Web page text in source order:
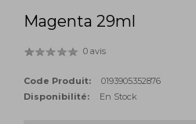
Magenta 29ml
0 avis
Code Produit:
0193905352876
Disponibilité:
En Stock